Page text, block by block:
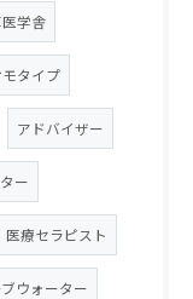
学舎
モタイプ
アドバイザー
ー
医療セラピスト
ウォーター